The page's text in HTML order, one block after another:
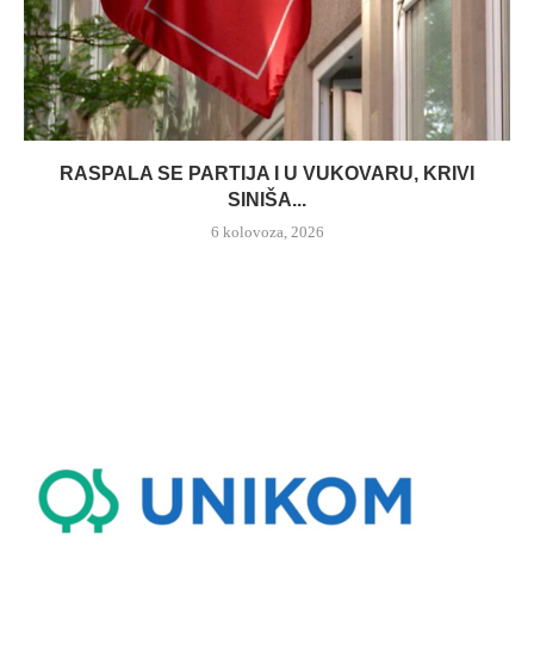
RASPALA SE PARTIJA I U VUKOVARU, KRIVI
SINIŠA...
6 kolovoza, 2026